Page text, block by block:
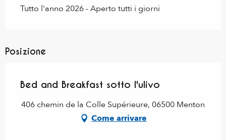
Tutto l'anno 2026 - Aperto tutti i giorni
Posizione
Bed and Breakfast sotto l'ulivo
406 chemin de la Colle Supérieure, 06500 Menton
Come arrivare